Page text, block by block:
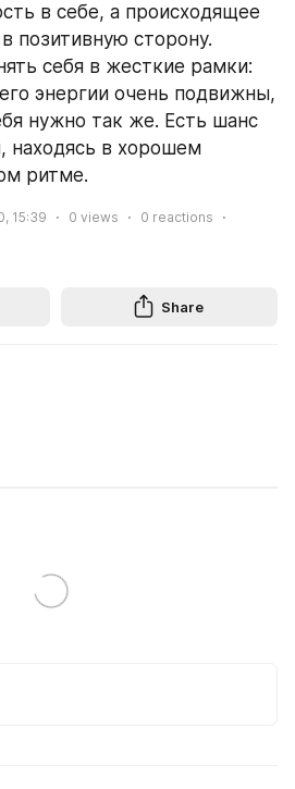
в себе, а происходящее
позитивную сторону.
себя в жесткие рамки:
энергии очень подвижны,
нужно так же. Есть шанс
находясь в хорошем
ритме.
15:39 0 views 0 reactions
Share